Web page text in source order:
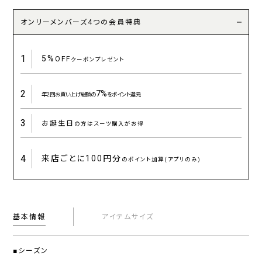
オンリーメンバーズ4つの会員特典
1 5%OFFクーポンプレゼント
2 年2回お買い上げ総額の7%をポイント還元
3 お誕生日 の方はスーツ購入がお得
4 来店ごとに100円分 のポイント加算(アプリのみ)
基本情報 アイテムサイズ
■シーズン